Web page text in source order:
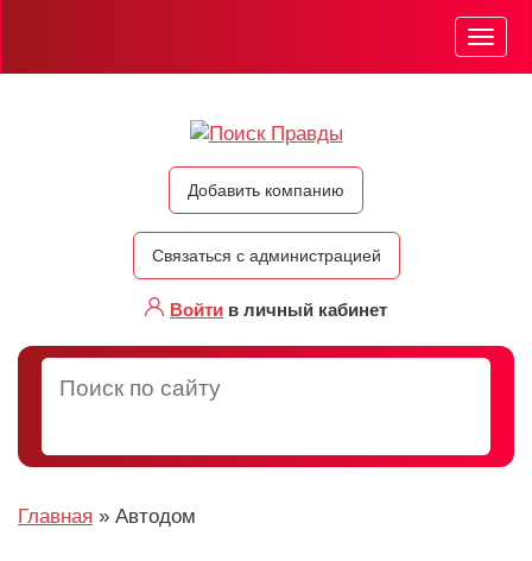
Добавить компанию
Связаться с администрацией
Войти в личный кабинет
Меню
Главная » Автодом